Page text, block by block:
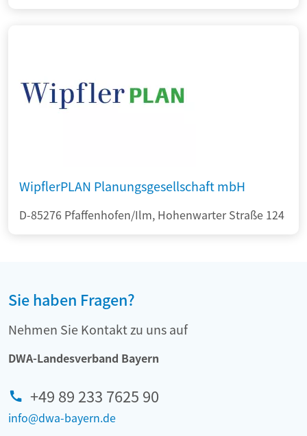
WipflerPLAN Planungsgesellschaft mbH
D-85276 Pfaffenhofen/Ilm, Hohenwarter Straße 124
Sie haben Fragen?
Nehmen Sie Kontakt zu uns auf
DWA-Landesverband Bayern
+49 89 233 7625 90
info@dwa-bayern.de